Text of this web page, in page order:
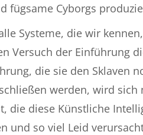
fügsame Cyborgs
Systeme, die wir
Versuch der Einführung
die sie den Sklaven
werden, wird
die diese Künstliche
und so viel Leid